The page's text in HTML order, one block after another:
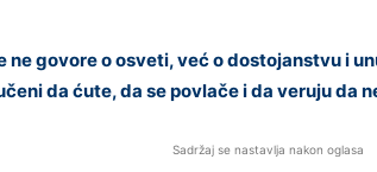
ne govore o osveti, već o dostojanstvu i
da ćute, da se povlače i da veruju da
Sadržaj se nastavlja nakon oglasa